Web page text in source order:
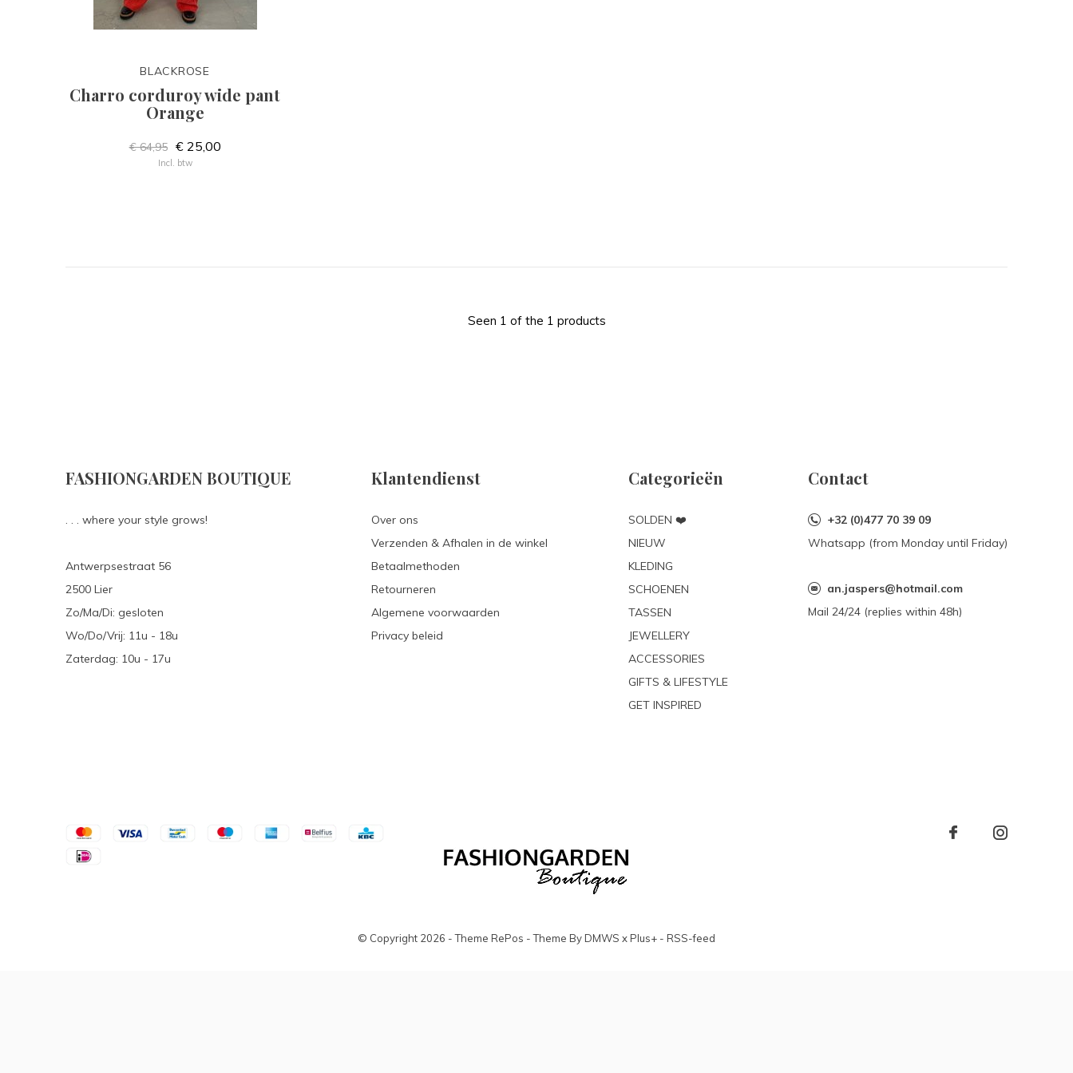
BLACKROSE
Charro corduroy wide pant
Orange
€ 64,95 € 25,00
Incl. btw
Seen 1 of the 1 products
FASHIONGARDEN BOUTIQUE
. . . where your style grows!
Antwerpsestraat 56
2500 Lier
Zo/Ma/Di: gesloten
Wo/Do/Vrij: 11u - 18u
Zaterdag: 10u - 17u
Klantendienst
Over ons
Verzenden & Afhalen in de winkel
Betaalmethoden
Retourneren
Algemene voorwaarden
Privacy beleid
Categorieën
SOLDEN ❤️
NIEUW
KLEDING
SCHOENEN
TASSEN
JEWELLERY
ACCESSORIES
GIFTS & LIFESTYLE
GET INSPIRED
Contact
+32 (0)477 70 39 09
Whatsapp (from Monday until Friday)
an.jaspers@hotmail.com
Mail 24/24 (replies within 48h)
© Copyright 2026 - Theme RePos - Theme ByDMWS xPlus+ - RSS-feed